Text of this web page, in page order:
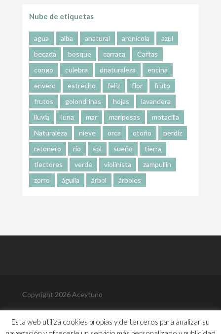
Nube de etiquetas
agua alba anatural arenícola
azul
becada
bosque carraca
Cartas
congo
culebra dnaturaleza
encina
envero
estrecho feliz flor
fruto
frutos
golondrinas hojas
lavandera
lluvia
luna mar mariposas
motacilla
Naturaleza
nieve orca otoño
perdiz
ratonero
río sol sueño
tierra
tlectores
verde violinista
zampullín
zorro
águila árbol árboles
Copyright 2026 Aceytuno
Política de Cookies
Esta web utiliza cookies propias y de terceros para analizar su